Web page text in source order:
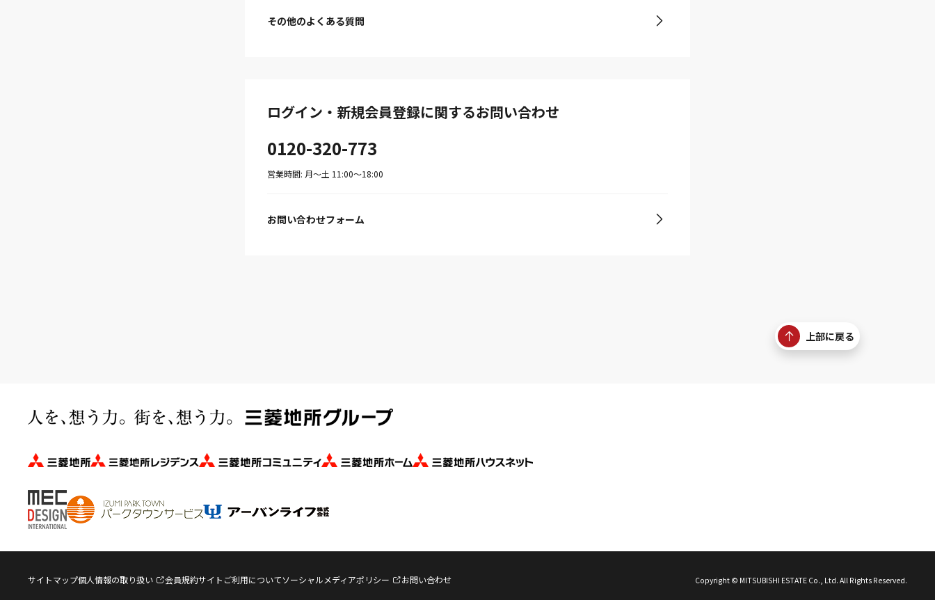
その他のよくある質問
ログイン・新規会員登録に関するお問い合わせ
0120-320-773
営業時間: 月〜土 11:00〜18:00
お問い合わせフォーム
上部に戻る
サイトマップ個人情報の取り扱い 会員規約サイトご利用についてソーシャルメディアポリシー お問い合わせ Copyright © MITSUBISHI ESTATE Co., Ltd. All Rights Reserved.